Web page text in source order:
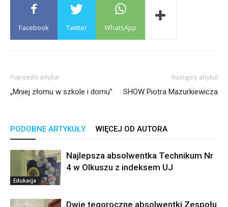
Facebook Twitter WhatsApp
Poprzedni artykuł
„Mniej złomu w szkole i domu”
Następny artykuł
SHOW Piotra Mazurkiewicza
PODOBNE ARTYKUŁY WIĘCEJ OD AUTORA
Edukacja
Najlepsza absolwentka Technikum Nr
4 w Olkuszu z indeksem UJ
Dwie tegoroczne absolwentki Zespołu